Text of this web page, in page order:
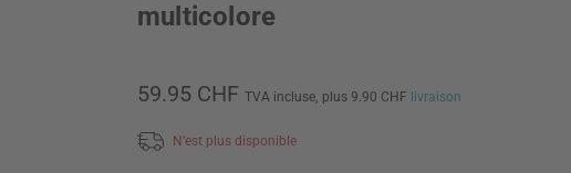
multicolore
59.95 CHF TVA incluse, plus 9.90 CHF livraison
N’est plus disponible